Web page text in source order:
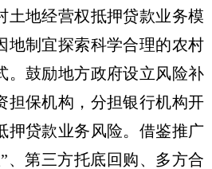
土地经营权抵押贷款业务模
地制宜探索科学合理的农村
。鼓励地方政府设立风险补
担保机构，分担银行机构开
押贷款业务风险。借鉴推广
、第三方托底回购、多方合